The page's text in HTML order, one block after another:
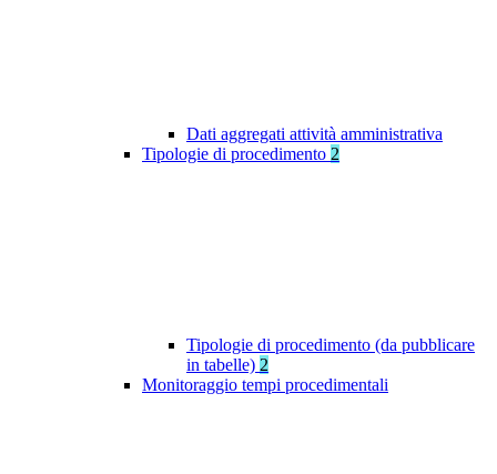
Dati aggregati attività amministrativa
Tipologie di procedimento 2
Tipologie di procedimento (da pubblicare
in tabelle) 2
Monitoraggio tempi procedimentali